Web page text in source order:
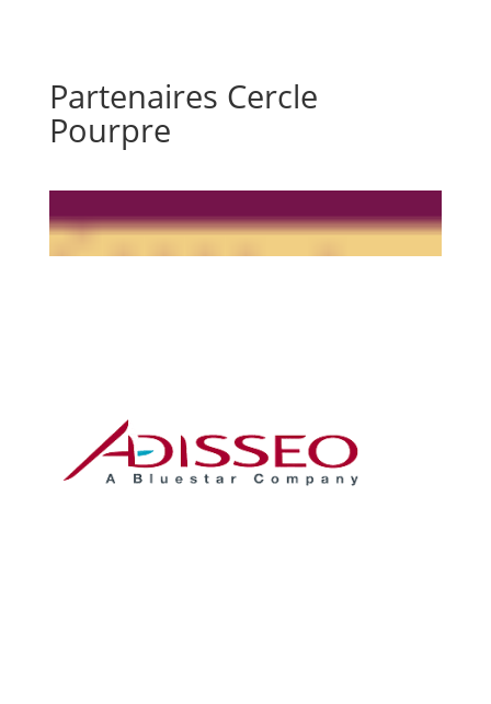
Partenaires Cercle
Pourpre